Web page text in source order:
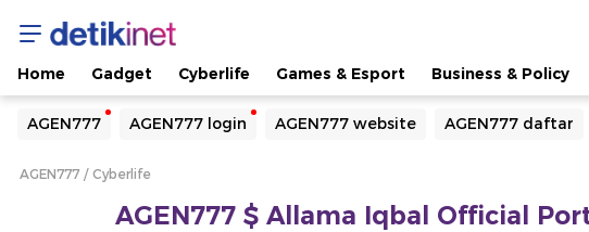
Home Gadget Cyberlife Games & Esport Business & Policy
AGEN777 AGEN777 login AGEN777 website AGEN777 daftar
Yang sedang ramai dicari
Loading...
AGEN777 Cyberlife
AGEN777 $ Allama Iqbal Official